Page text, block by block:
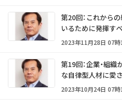
第20回：これから
いるために発揮す
2023年11月28日 07
第19回：企業・組
な自律型人材に愛
2023年10月24日 07